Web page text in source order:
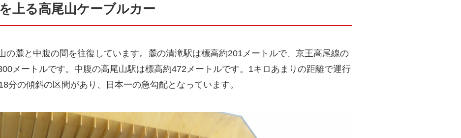
上る高尾山ケーブルカー
の麓と中腹の間を往復しています。麓の清滝駅は標高約201メートルで、京王高尾線の
メートルです。中腹の高尾山駅は標高約472メートルです。1キロあまりの距離で運行
分の傾斜の区間があり、日本一の急勾配となっています。